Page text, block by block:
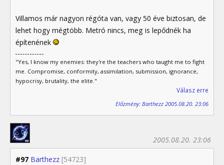
Villamos már nagyon régóta van, vagy 50 éve biztosan, de
lehet hogy mégtöbb. Metró nincs, meg is lepődnék ha
építenének
"Yes, I know my enemies: they're the teachers who taught me to fight
me. Compromise, conformity, assimilation, submission, ignorance,
hypocrisy, brutality, the elite."
Válasz erre
Előzmény: Barthezz 2005.08.20. 23:06
#97 Barthezz [54723]
2005.08.20. 23:06